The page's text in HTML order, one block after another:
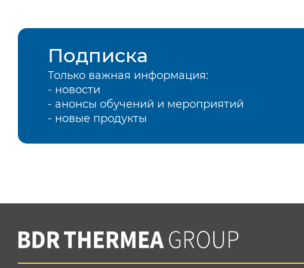
Подписка
Только важная информация:
- новости
- анонсы обучений и мероприятий
- новые продукты